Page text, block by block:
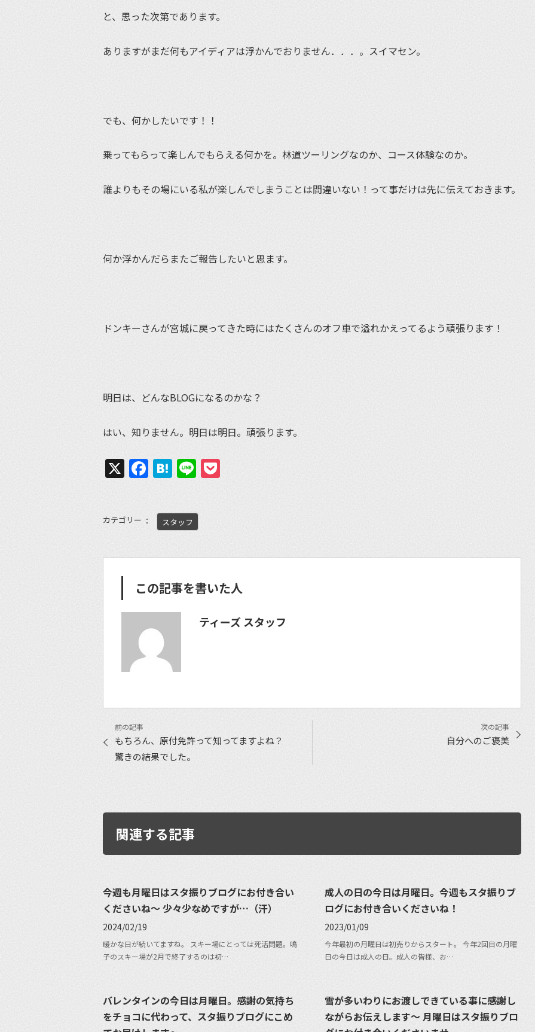
と、思った次第であります。
ありますがまだ何もアイディアは浮かんでおりません．．．。スイマセン。
でも、何かしたいです！！
乗ってもらって楽しんでもらえる何かを。林道ツーリングなのか、コース体験なのか。
誰よりもその場にいる私が楽しんでしまうことは間違いない！って事だけは先に伝えておきます。
何か浮かんだらまたご報告したいと思ます。
ドンキーさんが宮城に戻ってきた時にはたくさんのオフ車で溢れかえってるよう頑張ります！
明日は、どんなBLOGになるのかな？
はい、知りません。明日は明日。頑張ります。
X Facebook
Hatena
Line
カテゴリー スタッフ
この記事を書いた人
ティーズ スタッフ
もちろん、原付免許って知ってますよね？
驚きの結果でした。
自分へのご褒美
関連する記事
今週も月曜日はスタ振りブログにお付き合い
くださいね〜 少々少なめですが…（汗）
2024/02/19
暖かな日が続いてますね。 スキー場にとっては死活問題。鳴
子のスキー場が2月で終了するのは初…
成人の日の今日は月曜日。今週もスタ振りブ
ログにお付き合いくださいね！
2023/01/09
今年最初の月曜日は初売りからスタート。 今年2回目の月曜
日の今日は成人の日。成人の皆様、お…
バレンタインの今日は月曜日。感謝の気持ち
をチョコに代わって、スタ振りブログにこめ
雪が多いわりにお渡しできている事に感謝し
ながらお伝えします〜 月曜日はスタ振りブロ